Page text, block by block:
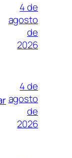
4 de
agosto
de
2026
4 de
agosto
de
2026